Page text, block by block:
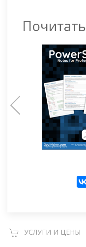
Почитать
УСЛУГИ И ЦЕНЫ